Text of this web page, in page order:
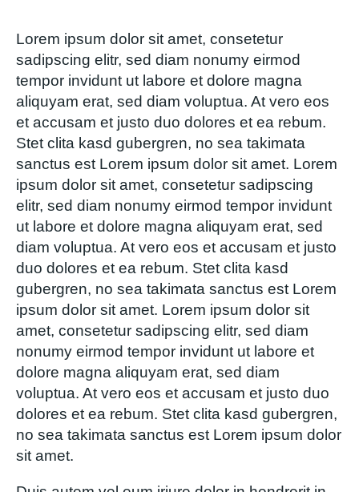
Lorem ipsum dolor sit amet, consetetur
sadipscing elitr, sed diam nonumy eirmod
tempor invidunt ut labore et dolore magna
aliquyam erat, sed diam voluptua. At vero eos
et accusam et justo duo dolores et ea rebum.
Stet clita kasd gubergren, no sea takimata
sanctus est Lorem ipsum dolor sit amet. Lorem
ipsum dolor sit amet, consetetur sadipscing
elitr, sed diam nonumy eirmod tempor invidunt
ut labore et dolore magna aliquyam erat, sed
diam voluptua. At vero eos et accusam et justo
duo dolores et ea rebum. Stet clita kasd
gubergren, no sea takimata sanctus est Lorem
ipsum dolor sit amet. Lorem ipsum dolor sit
amet, consetetur sadipscing elitr, sed diam
nonumy eirmod tempor invidunt ut labore et
dolore magna aliquyam erat, sed diam
voluptua. At vero eos et accusam et justo duo
dolores et ea rebum. Stet clita kasd gubergren,
no sea takimata sanctus est Lorem ipsum dolor
sit amet.